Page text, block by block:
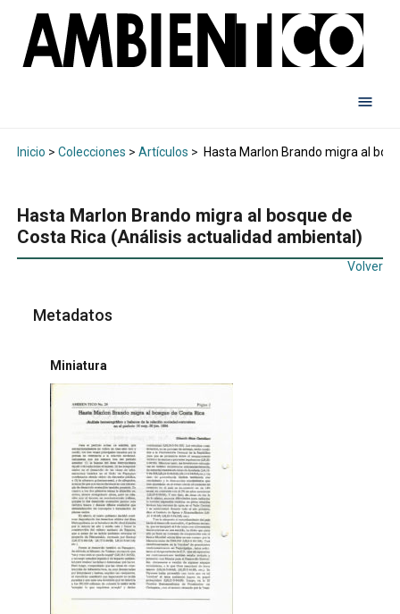
Inicio > Colecciones > Artículos > Hasta Marlon Brando migra al
Hasta Marlon Brando migra al bosque de
Costa Rica (Análisis actualidad ambiental)
Volver
Metadatos
Miniatura